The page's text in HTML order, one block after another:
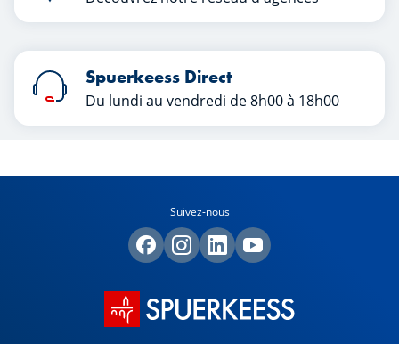
Spuerkeess Direct
Du lundi au vendredi de 8h00 à 18h00
Suivez-nous